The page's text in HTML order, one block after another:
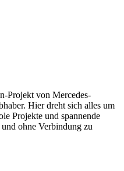
Projekt von Mercedes-
Hier dreht sich alles um
Projekte und spannende
ohne Verbindung zu